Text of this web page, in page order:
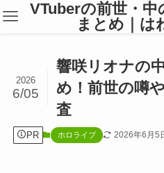
VTuberの前世・中
まとめ｜は
響咲リオナの
め！前世の噂
査
2026
6/05
PR ホロライブ 2026年6月5